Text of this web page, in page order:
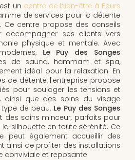
est un centre de bien-être à Feurs
de services pour la détente
Ce centre propose des conseils
accompagner ses clients vers
physique et mentale. Avec
Le Puy des Songes
de sauna, hammam et spa,
idéal pour la relaxation. En
de détente, l'entreprise propose
pour soulager les tensions et
ainsi que des soins du visage
de peau. Le Puy des Songes
des soins minceur, parfaits pour
silhouette en toute sérénité. Ce
peut également accueillir des
ainsi de profiter des installations
conviviale et reposante.